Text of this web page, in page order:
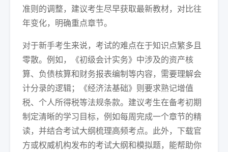
准则的调整，建议考生尽早获取最新教材，对比往
年变化，明确重点章节。
对于新手考生来说，考试的难点在于知识点繁多且
零散。例如，《初级会计实务》中涉及的资产核
算、负债核算和财务报表编制等内容，需要理解会
计分录的逻辑；《经济法基础》则要求熟记增值
税、个人所得税等法规条款。建议考生在备考初期
制定清晰的学习目标，例如每周完成一个章节的精
读，并结合考试大纲梳理高频考点。此外，下载官
方或权威机构发布的考试大纲和模拟题，能帮助你